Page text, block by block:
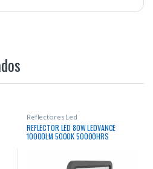
Reflectores Led
REFLECTOR LED 80W LEDVANCE
10000LM 5000K 50000HRS